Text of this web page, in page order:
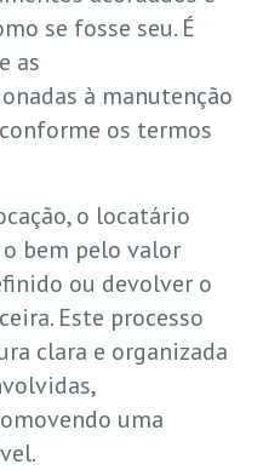
se fosse seu. É
as
à manutenção
os termos
o locatário
bem pelo valor
ou devolver o
Este processo
clara e organizada
uma